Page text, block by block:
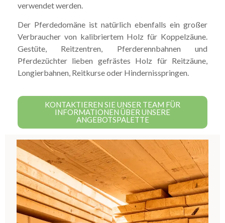
verwendet werden.
Der Pferdedomäne ist natürlich ebenfalls ein großer
Verbraucher von kalibriertem Holz für Koppelzäune.
Gestüte, Reitzentren, Pferderennbahnen und
Pferdezüchter lieben gefrästes Holz für Reitzäune,
Longierbahnen, Reitkurse oder Hindernisspringen.
KONTAKTIEREN SIE UNSER TEAM FÜR
INFORMATIONEN ÜBER UNSERE
ANGEBOTSPALETTE